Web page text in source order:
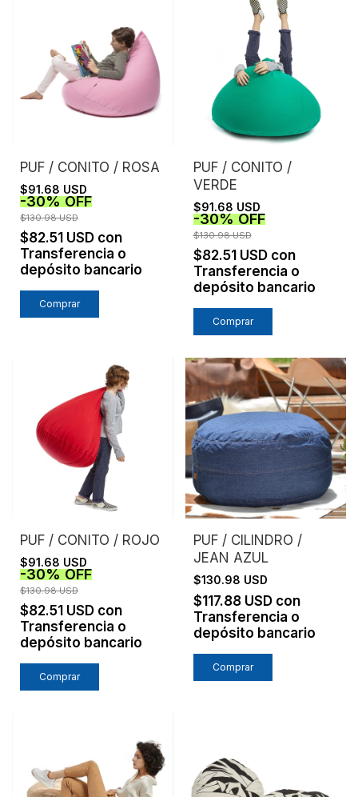
PUF / CONITO / ROSA
$91.68 USD
-30%OFF
$130.98 USD
$82.51 USD con
Transferencia o
depósito bancario
PUF / CONITO /
VERDE
$91.68 USD
-30%OFF
$130.98 USD
$82.51 USD con
Transferencia o
depósito bancario
PUF / CONITO / ROJO
$91.68 USD
-30%OFF
$130.98 USD
$82.51 USD con
Transferencia o
depósito bancario
PUF / CILINDRO /
JEAN AZUL
$130.98 USD
$117.88 USD con
Transferencia o
depósito bancario